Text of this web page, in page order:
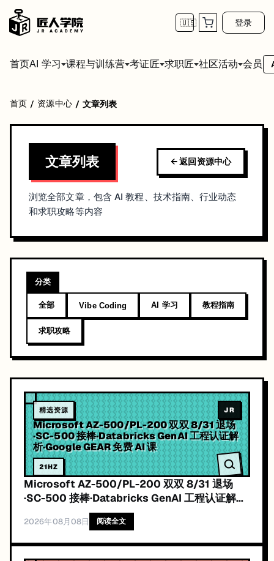
🇺🇸 登录
首页AI 学习 课程与训练营 考证匠 求职匠 社区活动 会员
首页 / 资源中心 / 文章列表
文章列表 返回资源中心
浏览全部文章，包含 AI 教程、技术指南、行业动态
和求职攻略等内容
分类
全部 Vibe Coding AI 学习 教程指南
求职攻略
精选资源 JR
Microsoft AZ-500/PL-200 双双 8/31 退场
·SC-500 接棒·Databricks GenAI 工程认证解
析·Google GEAR 免费 AI 课
21HZ
Microsoft AZ-500/PL-200 双双 8/31 退场
·SC-500 接棒·Databricks GenAI 工程认证解析
·Google GEAR 免费 AI 课
2026年08月08日 阅读全文